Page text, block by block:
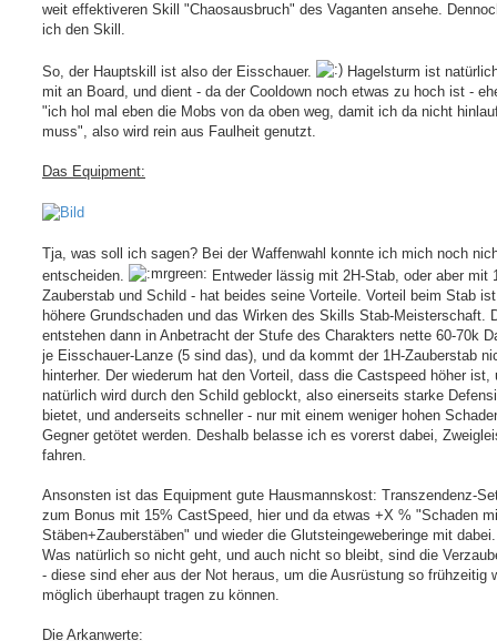
weit effektiveren Skill "Chaosausbruch" des Vaganten ansehe.
ich den Skill.
So, der Hauptskill ist also der Eisschauer.
Hagelsturm ist
mit an Board, und dient - da der Cooldown noch etwas zu hoch ist -
"ich hol mal eben die Mobs von da oben weg, damit ich da nicht
muss", also wird rein aus Faulheit genutzt.
Das Equipment:
Tja, was soll ich sagen? Bei der Waffenwahl konnte ich mich noch
entscheiden.
Entweder lässig mit 2H-Stab, oder aber mit
Zauberstab und Schild - hat beides seine Vorteile. Vorteil beim Stab
höhere Grundschaden und das Wirken des Skills Stab-Meisterschaft.
entstehen dann in Anbetracht der Stufe des Charakters nette 60-70k
je Eisschauer-Lanze (5 sind das), und da kommt der 1H-Zauberstab
hinterher. Der wiederum hat den Vorteil, dass die Castspeed höher ist,
natürlich wird durch den Schild geblockt, also einerseits starke
bietet, und anderseits schneller - nur mit einem weniger hohen
Gegner getötet werden. Deshalb belasse ich es vorerst dabei,
fahren.
Ansonsten ist das Equipment gute Hausmannskost: Transzendenz-
zum Bonus mit 15% CastSpeed, hier und da etwas +X % "Schaden
Stäben+Zauberstäben" und wieder die Glutsteingeweberinge mit dabei.
Was natürlich so nicht geht, und auch nicht so bleibt, sind die
- diese sind eher aus der Not heraus, um die Ausrüstung so frühzeitig
möglich überhaupt tragen zu können.
Die Arkanwerte: